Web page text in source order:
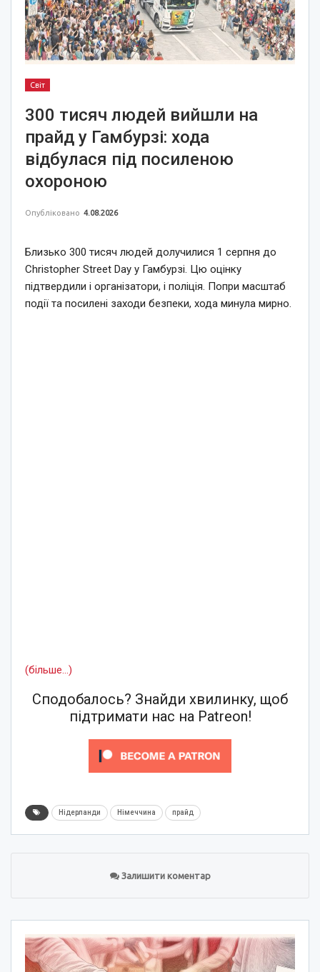
Світ
300 тисяч людей вийшли на
прайд у Гамбурзі: хода
відбулася під посиленою
охороною
Опубліковано 4.08.2026
Близько 300 тисяч людей долучилися 1 серпня до
Christopher Street Day у Гамбурзі. Цю оцінку
підтвердили і організатори, і поліція. Попри масштаб
події та посилені заходи безпеки, хода минула мирно.
(більше…)
Сподобалось? Знайди хвилинку, щоб
підтримати нас на Patreon!
Нідерланди Німеччина прайд
Залишити коментар